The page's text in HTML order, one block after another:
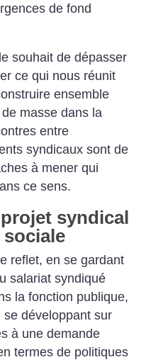
de fond
souhait de dépasser
ce qui nous réunit
ensemble
masse dans la
entre
syndicaux sont de
à mener qui
ce sens.
syndical
reflet, en se gardant
salariat syndiqué
la fonction publique,
développant sur
à une demande
termes de politiques